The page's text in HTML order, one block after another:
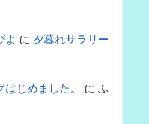
よ に 夕暮れサラリー
じめました。 に ふ